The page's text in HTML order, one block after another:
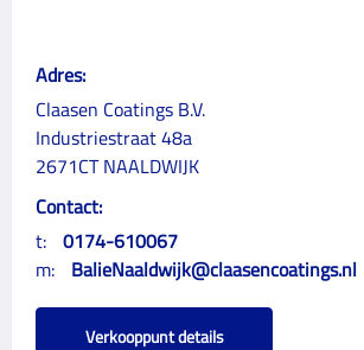
Adres:
Claasen Coatings B.V.
Industriestraat 48a
2671CT NAALDWIJK
Contact:
t: 0174-610067
m:
BalieNaaldwijk@claasencoatings.nl
Verkooppunt details